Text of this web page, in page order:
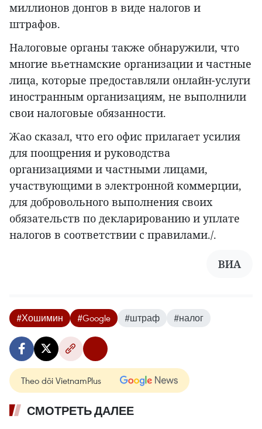
миллионов донгов в виде налогов и
штрафов.
Налоговые органы также обнаружили, что
многие вьетнамские организации и частные
лица, которые предоставляли онлайн-услуги
иностранным организациям, не выполнили
свои налоговые обязанности.
Жао сказал, что его офис прилагает усилия
для поощрения и руководства
организациями и частными лицами,
участвующими в электронной коммерции,
для добровольного выполнения своих
обязательств по декларированию и уплате
налогов в соответствии с правилами./.
ВИА
#Хошимин #Google #штраф #налог
Theo dõi VietnamPlus
СМОТРЕТЬ ДАЛЕЕ